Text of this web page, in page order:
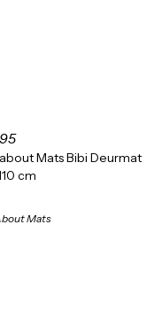
Mats Bibi Deurmat
cm
Mats